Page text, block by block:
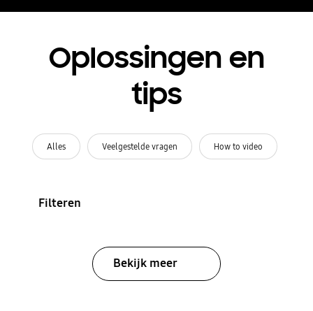
Oplossingen en
tips
Alles Veelgestelde vragen How to video
Filteren
Bekijk meer